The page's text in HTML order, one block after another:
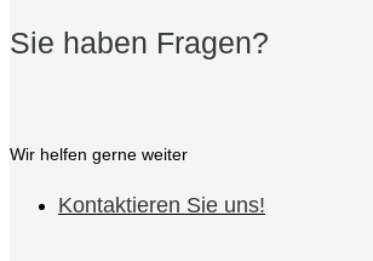
Sie haben Fragen?
Wir helfen gerne weiter
Kontaktieren Sie uns!